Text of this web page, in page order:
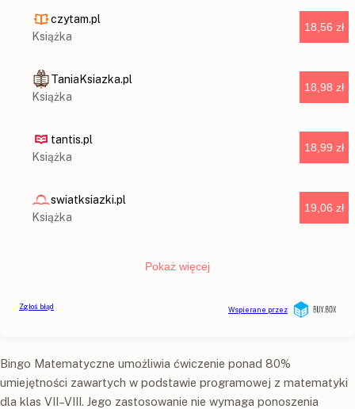
Bingo Matematyczne umożliwia ćwiczenie ponad 80%
umiejętności zawartych w podstawie programowej z matematyki
dla klas VII–VIII. Jego zastosowanie nie wymaga ponoszenia